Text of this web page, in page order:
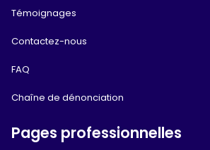
Témoignages
Contactez-nous
FAQ
Chaîne de dénonciation
Pages professionnelles